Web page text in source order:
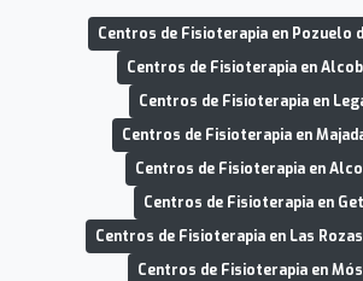
Centros de Fisioterapia en Pozuelo
Centros de Fisioterapia en
Centros de Fisioterapia en
Centros de Fisioterapia en
Centros de Fisioterapia en
Centros de Fisioterapia en
Centros de Fisioterapia en Las
Centros de Fisioterapia en